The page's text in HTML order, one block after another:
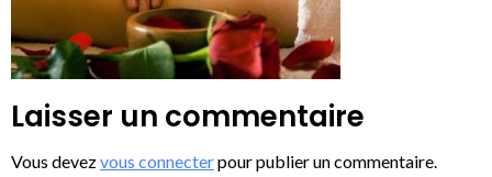
Laisser un commentaire
Vous devezvous connecterpour publier un commentaire.